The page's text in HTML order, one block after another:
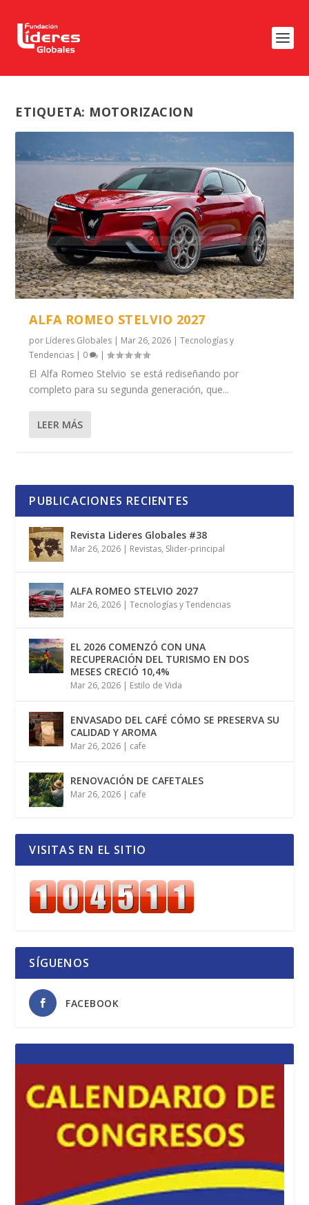
ETIQUETA: MOTORIZACION
ALFA ROMEO STELVIO 2027
por Líderes Globales | Mar 26, 2026 |Tecnologías y
Tendencias | 0 |
El Alfa Romeo Stelvio se está rediseñando por
completo para su segunda generación, que...
LEER MÁS
PUBLICACIONES RECIENTES
Revista Lideres Globales #38
Mar 26, 2026 | Revistas, Slider-principal
ALFA ROMEO STELVIO 2027
Mar 26, 2026 |Tecnologías y Tendencias
EL 2026 COMENZÓ CON UNA
RECUPERACIÓN DEL TURISMO EN DOS
MESES CRECIÓ 10,4%
Mar 26, 2026 | Estilo de Vida
ENVASADO DEL CAFÉ CÓMO SE PRESERVA SU
CALIDAD Y AROMA
Mar 26, 2026 | cafe
RENOVACIÓN DE CAFETALES
Mar 26, 2026 | cafe
VISITAS EN EL SITIO
SÍGUENOS
FACEBOOK